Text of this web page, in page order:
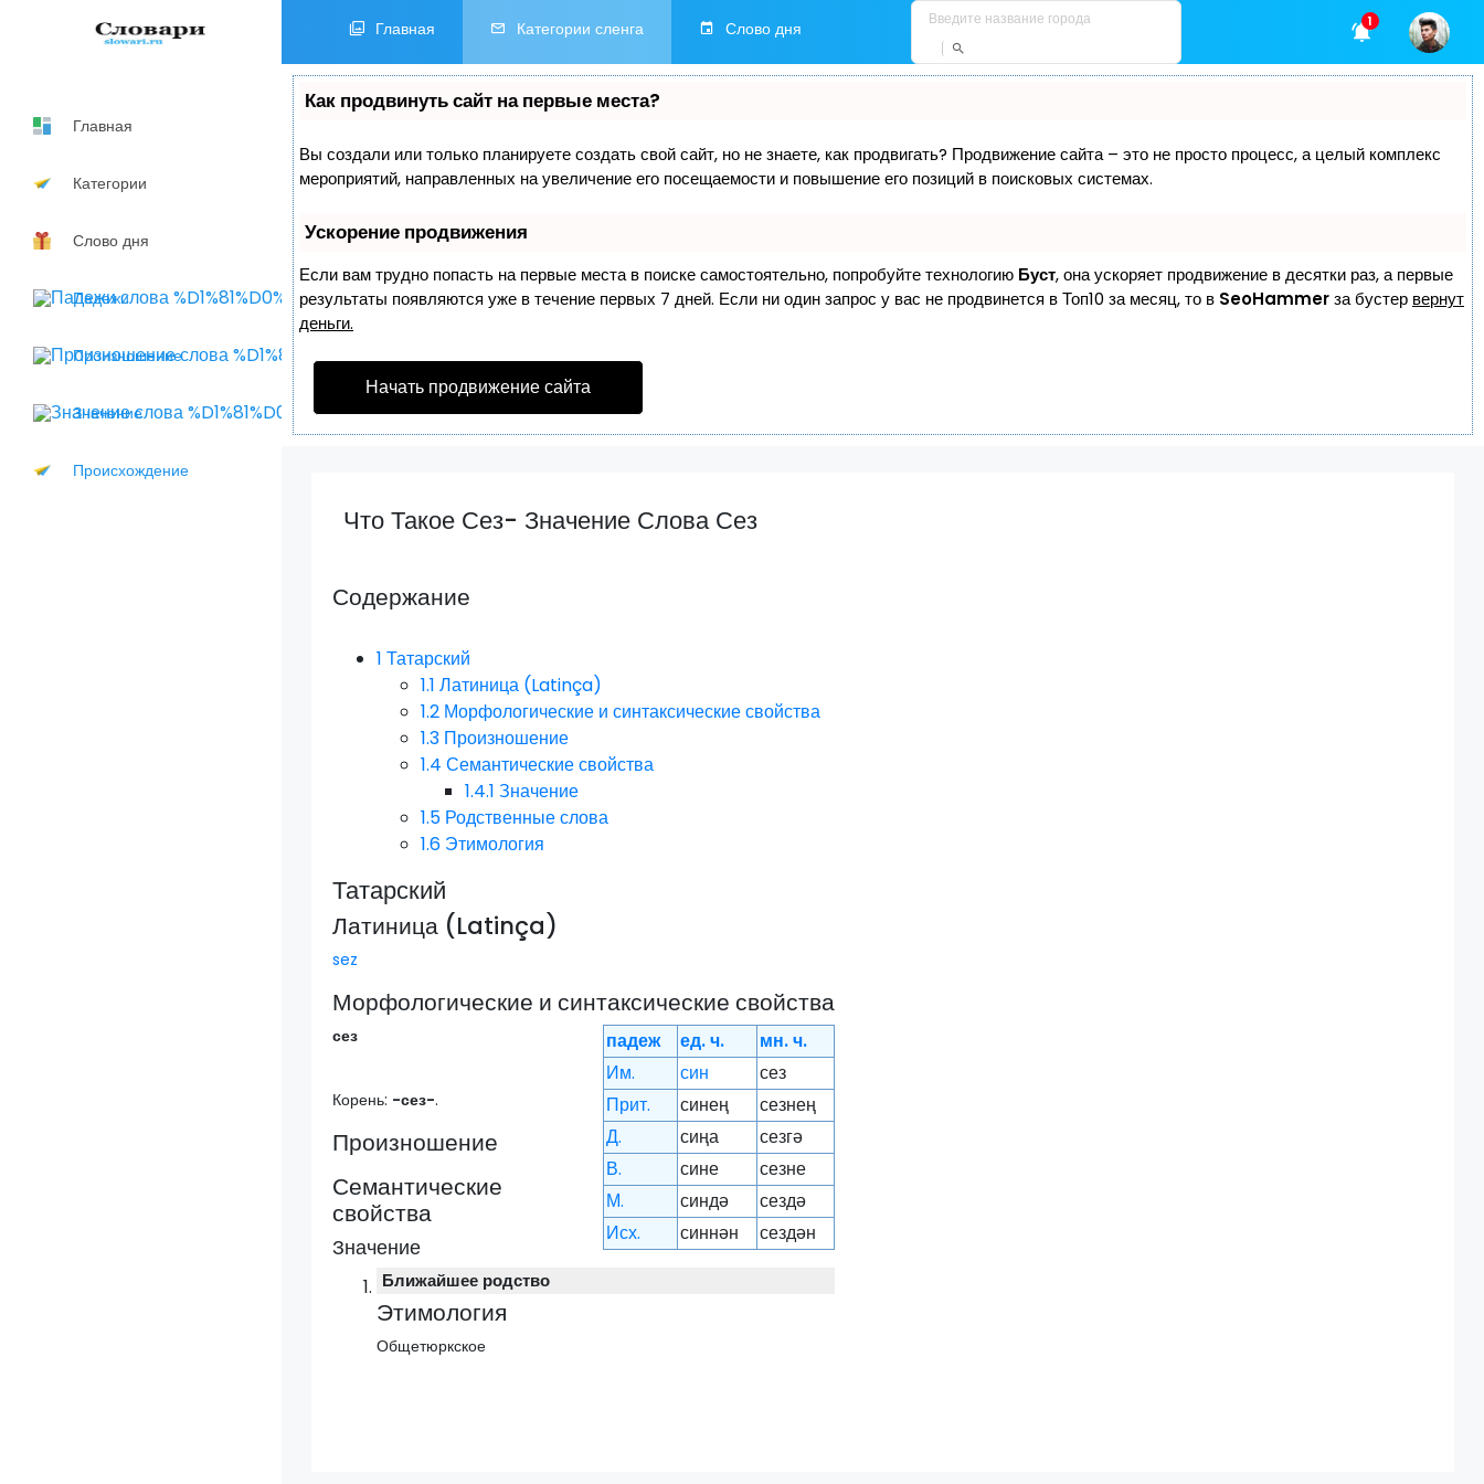
Главная Категории сленга Слово дня 1
Главная
Категории
Слово дня
Падежи
Произношение
Значение
Происхождение
Как продвинуть сайт на первые места?
Вы создали или только планируете создать свой сайт, но не знаете, как продвигать? Продвижение сайта – это не просто процесс, а целый комплекс
мероприятий, направленных на увеличение его посещаемости и повышение его позиций в поисковых системах.
Ускорение продвижения
Если вам трудно попасть на первые места в поиске самостоятельно, попробуйте технологию Буст, она ускоряет продвижение в десятки раз, а первые
результаты появляются уже в течение первых 7 дней. Если ни один запрос у вас не продвинется в Топ10 за месяц, то в SeoHammerза бустер вернут
деньги.
Начать продвижение сайта
Что Такое Сез- Значение Слова Сез
Содержание
1 Татарский
1.1 Латиница (Latinça)
1.2 Морфологические и синтаксические свойства
1.3 Произношение
1.4 Семантические свойства
1.4.1 Значение
1.5 Родственные слова
1.6 Этимология
Татарский
Латиница (Latinça)
sez
Морфологические и синтаксические свойства
падеж ед. ч.
мн. ч.
Им.
син
сез
Прит.
синең
сезнең
Д.
сиңа
сезгә
В.
сине
сезне
М.
синдә
сездә
Исх.
синнән сездән
сез
Корень: -сез-.
Произношение
Семантические
свойства
Значение
Ближайшее родство
Этимология
Общетюркское